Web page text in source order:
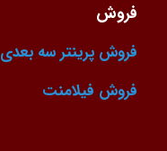
فروش
فروش پرینتر سه بعدی
فروش فیلامنت